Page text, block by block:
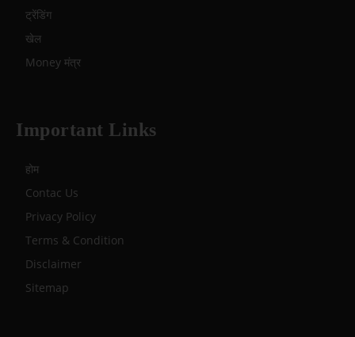
ट्रेंडिंग
खेल
Money मंत्र
Important Links
होम
Contac Us
Privacy Policy
Terms & Condition
Disclaimer
Sitemap